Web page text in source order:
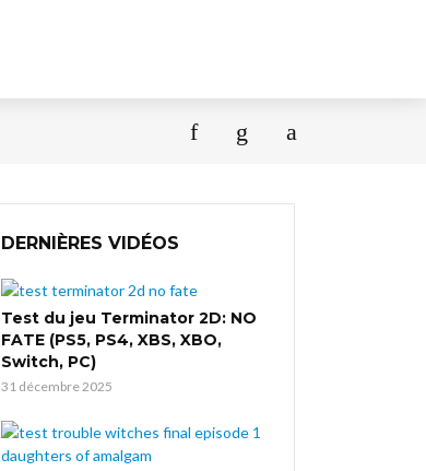
DERNIÈRES VIDÉOS
Test du jeu Terminator 2D: NO
FATE (PS5, PS4, XBS, XBO,
Switch, PC)
31 décembre 2025